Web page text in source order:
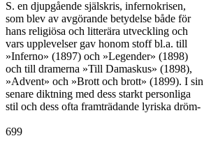
S. en djupgående själskris, infernokrisen,
som blev av avgörande betydelse både för
hans religiösa och litterära utveckling och
vars upplevelser gav honom stoff bl.a. till
»Inferno» (1897) och »Legender» (1898)
och till dramerna »Till Damaskus» (1898),
»Advent» och »Brott och brott» (1899). I sin
senare diktning med dess starkt personliga
stil och dess ofta framträdande lyriska dröm-
699